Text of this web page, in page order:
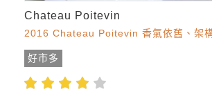
Chateau Poitevin
2016 Chateau Poitevin 香氣依舊、架
好市多